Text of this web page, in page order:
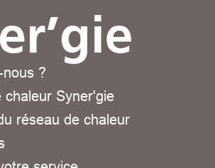
?
chaleur Syner'gie
réseau de chaleur